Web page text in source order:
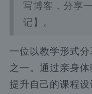
写博客，分享
记】。
一位以教学形式
之一。通过亲身
提升自己的课程设